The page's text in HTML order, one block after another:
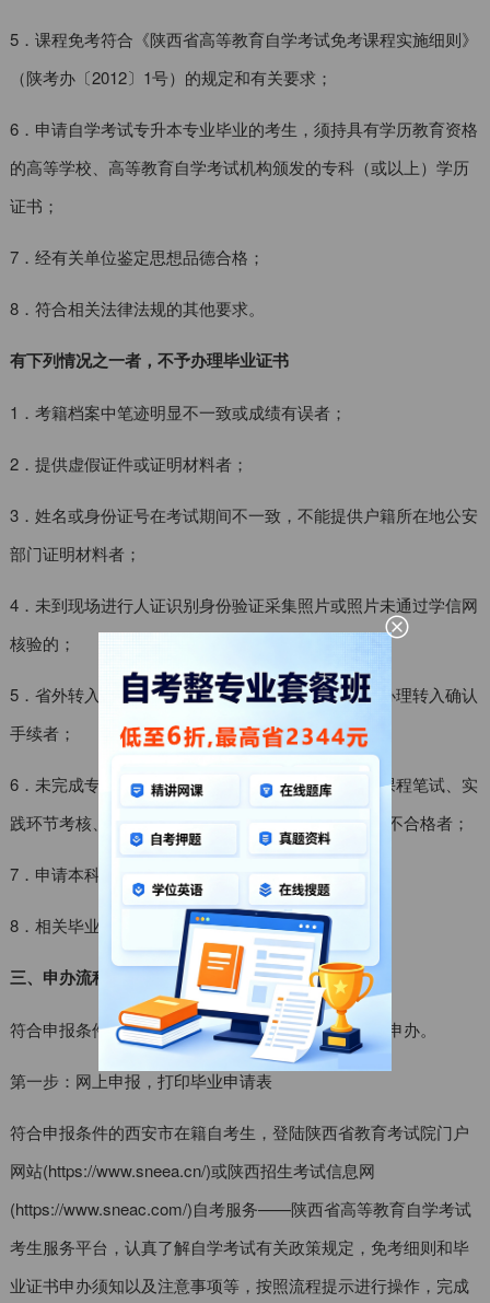
5．课程免考符合《陕西省高等教育自学考试免考课程实施细则》
（陕考办〔2012〕1号）的规定和有关要求；
6．申请自学考试专升本专业毕业的考生，须持具有学历教育资格
的高等学校、高等教育自学考试机构颁发的专科（或以上）学历
证书；
7．经有关单位鉴定思想品德合格；
8．符合相关法律法规的其他要求。
有下列情况之一者，不予办理毕业证书
1．考籍档案中笔迹明显不一致或成绩有误者；
2．提供虚假证件或证明材料者；
3．姓名或身份证号在考试期间不一致，不能提供户籍所在地公安
部门证明材料者；
4．未到现场进行人证识别身份验证采集照片或照片未通过学信网
核验的；
5．省外转入的考籍档案，未在其考籍所在市（区）办理转入确认
手续者；
6．未完成专业考试计划规定的全部课程考试（包括课程笔试、实
践环节考核、毕业综合考核或毕业论文答辩），成绩不合格者；
7．申请本科毕业，未通过前置学历审核者；
8．相关毕业材料及考籍档案不全、信息有错误者。
三、申办流程
符合申报条件的西安市在籍自考生，按以下步骤完成申办。
第一步：网上申报，打印毕业申请表
符合申报条件的西安市在籍自考生，登陆陕西省教育考试院门户
网站(https://www.sneea.cn/)或陕西招生考试信息网
(https://www.sneac.com/)自考服务——陕西省高等教育自学考试
考生服务平台，认真了解自学考试有关政策规定，免考细则和毕
业证书申办须知以及注意事项等，按照流程提示进行操作，完成